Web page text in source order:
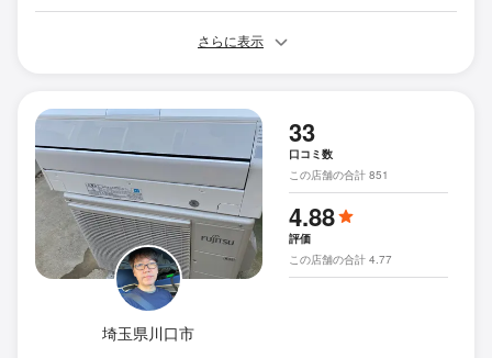
さらに表示
埼玉県川口市
33
口コミ数
この店舗の合計 851
4.88
評価
この店舗の合計 4.77